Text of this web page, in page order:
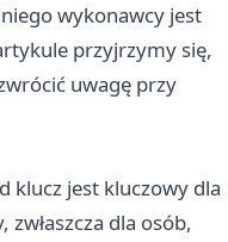
wykonawcy jest
przyjrzymy się,
uwagę przy
klucz jest kluczowy dla
dla osób,